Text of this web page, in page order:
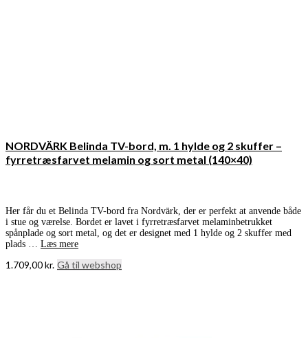
NORDVÄRK Belinda TV-bord, m. 1 hylde og 2 skuffer –
fyrretræsfarvet melamin og sort metal (140×40)
Her får du et Belinda TV-bord fra Nordvärk, der er perfekt at anvende både
i stue og værelse. Bordet er lavet i fyrretræsfarvet melaminbetrukket
spånplade og sort metal, og det er designet med 1 hylde og 2 skuffer med
plads … Læs mere
1.709,00kr. Gå til webshop